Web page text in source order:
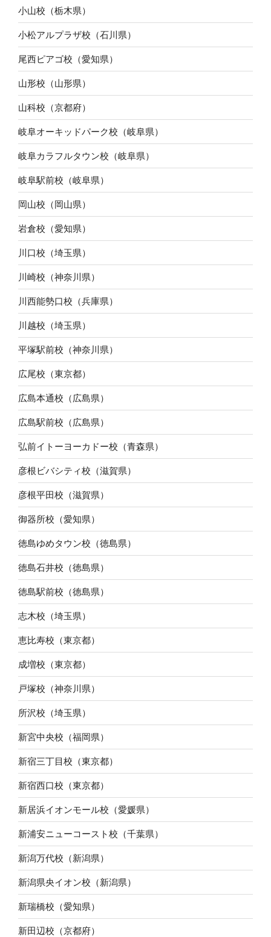
小山校（栃木県）
小松アルプラザ校（石川県）
尾西ピアゴ校（愛知県）
山形校（山形県）
山科校（京都府）
岐阜オーキッドパーク校（岐阜県）
岐阜カラフルタウン校（岐阜県）
岐阜駅前校（岐阜県）
岡山校（岡山県）
岩倉校（愛知県）
川口校（埼玉県）
川崎校（神奈川県）
川西能勢口校（兵庫県）
川越校（埼玉県）
平塚駅前校（神奈川県）
広尾校（東京都）
広島本通校（広島県）
広島駅前校（広島県）
弘前イトーヨーカドー校（青森県）
彦根ビバシティ校（滋賀県）
彦根平田校（滋賀県）
御器所校（愛知県）
徳島ゆめタウン校（徳島県）
徳島石井校（徳島県）
徳島駅前校（徳島県）
志木校（埼玉県）
恵比寿校（東京都）
成増校（東京都）
戸塚校（神奈川県）
所沢校（埼玉県）
新宮中央校（福岡県）
新宿三丁目校（東京都）
新宿西口校（東京都）
新居浜イオンモール校（愛媛県）
新浦安ニューコースト校（千葉県）
新潟万代校（新潟県）
新潟県央イオン校（新潟県）
新瑞橋校（愛知県）
新田辺校（京都府）